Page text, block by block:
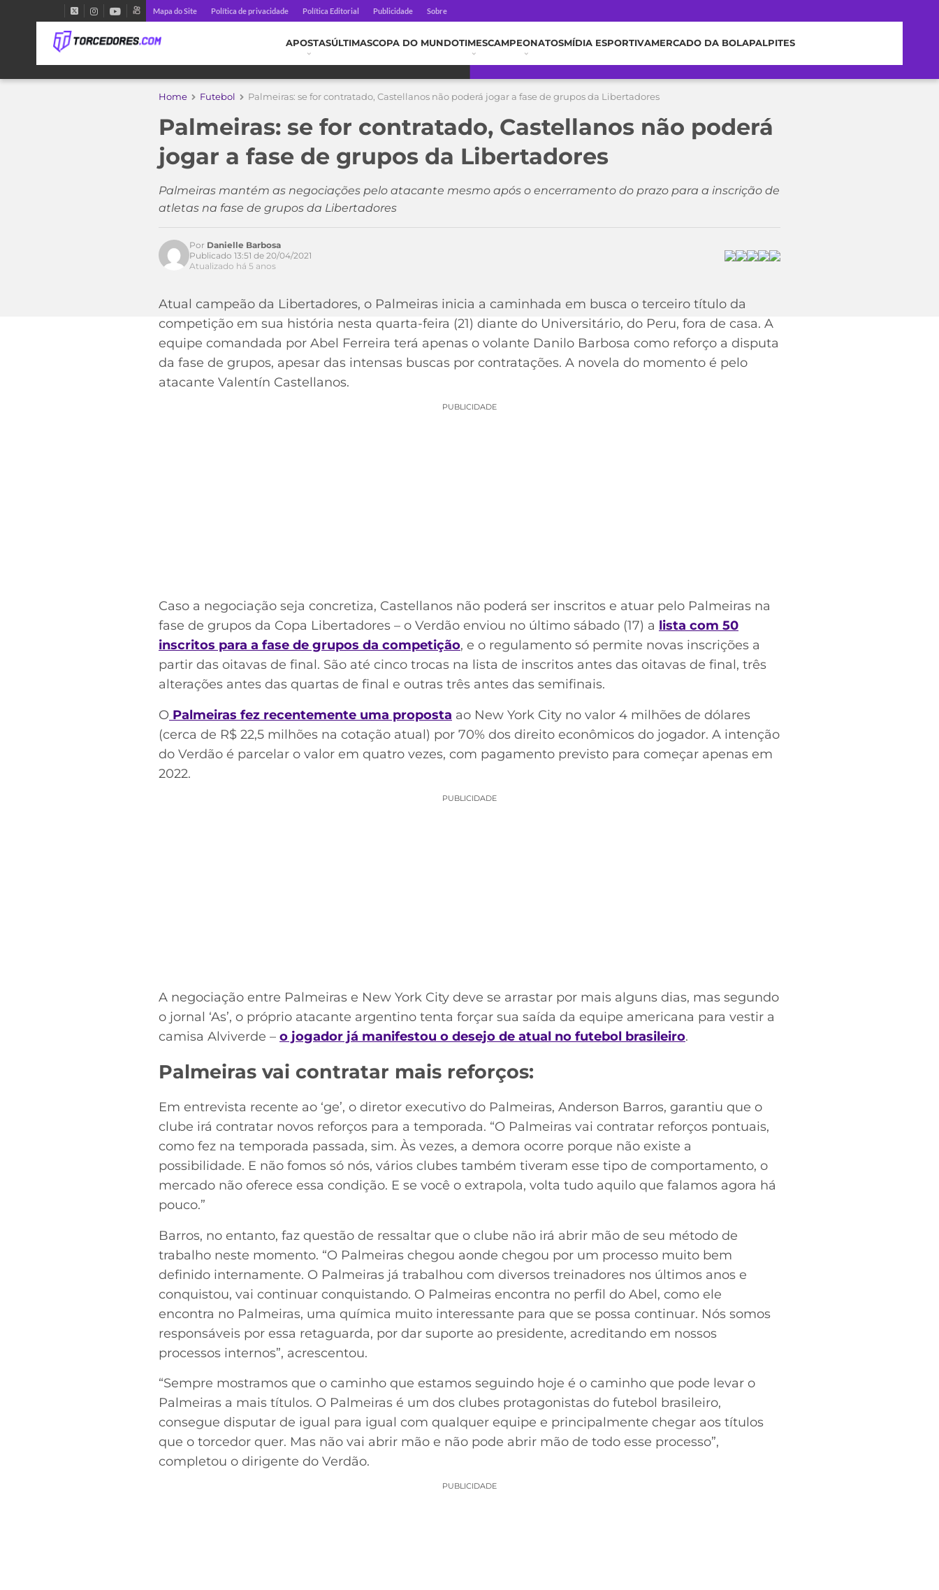
Mapa do Site Política de privacidade Política Editorial Publicidade Sobre
APOSTASÚLTIMASCOPA DO MUNDOTIMESCAMPEONATOSMÍDIA ESPORTIVAMERCADO DA BOLAPALPITES
Home Futebol Palmeiras: se for contratado, Castellanos não poderá jogar a fase de grupos da Libertadores
Palmeiras: se for contratado, Castellanos não poderá
jogar a fase de grupos da Libertadores
Palmeiras mantém as negociações pelo atacante mesmo após o encerramento do prazo para a inscrição de
atletas na fase de grupos da Libertadores
Por Danielle Barbosa
Publicado 13:51 de 20/04/2021
Atualizado há 5 anos
Atual campeão da Libertadores, o Palmeiras inicia a caminhada em busca o terceiro título da
competição em sua história nesta quarta-feira (21) diante do Universitário, do Peru, fora de casa. A
equipe comandada por Abel Ferreira terá apenas o volante Danilo Barbosa como reforço a disputa
da fase de grupos, apesar das intensas buscas por contratações. A novela do momento é pelo
atacante Valentín Castellanos.
PUBLICIDADE
Caso a negociação seja concretiza, Castellanos não poderá ser inscritos e atuar pelo Palmeiras na
fase de grupos da Copa Libertadores – o Verdão enviou no último sábado (17) a lista com 50
inscritos para a fase de grupos da competição, e o regulamento só permite novas inscrições a
partir das oitavas de final. São até cinco trocas na lista de inscritos antes das oitavas de final, três
alterações antes das quartas de final e outras três antes das semifinais.
O Palmeiras fez recentemente uma proposta ao New York City no valor 4 milhões de dólares
(cerca de R$ 22,5 milhões na cotação atual) por 70% dos direito econômicos do jogador. A intenção
do Verdão é parcelar o valor em quatro vezes, com pagamento previsto para começar apenas em
2022.
PUBLICIDADE
A negociação entre Palmeiras e New York City deve se arrastar por mais alguns dias, mas segundo
o jornal ‘As’, o próprio atacante argentino tenta forçar sua saída da equipe americana para vestir a
camisa Alviverde – o jogador já manifestou o desejo de atual no futebol brasileiro.
Palmeiras vai contratar mais reforços:
Em entrevista recente ao ‘ge’, o diretor executivo do Palmeiras, Anderson Barros, garantiu que o
clube irá contratar novos reforços para a temporada. “O Palmeiras vai contratar reforços pontuais,
como fez na temporada passada, sim. Às vezes, a demora ocorre porque não existe a
possibilidade. E não fomos só nós, vários clubes também tiveram esse tipo de comportamento, o
mercado não oferece essa condição. E se você o extrapola, volta tudo aquilo que falamos agora há
pouco.”
Barros, no entanto, faz questão de ressaltar que o clube não irá abrir mão de seu método de
trabalho neste momento. “O Palmeiras chegou aonde chegou por um processo muito bem
definido internamente. O Palmeiras já trabalhou com diversos treinadores nos últimos anos e
conquistou, vai continuar conquistando. O Palmeiras encontra no perfil do Abel, como ele
encontra no Palmeiras, uma química muito interessante para que se possa continuar. Nós somos
responsáveis por essa retaguarda, por dar suporte ao presidente, acreditando em nossos
processos internos”, acrescentou.
“Sempre mostramos que o caminho que estamos seguindo hoje é o caminho que pode levar o
Palmeiras a mais títulos. O Palmeiras é um dos clubes protagonistas do futebol brasileiro,
consegue disputar de igual para igual com qualquer equipe e principalmente chegar aos títulos
que o torcedor quer. Mas não vai abrir mão e não pode abrir mão de todo esse processo”,
completou o dirigente do Verdão.
PUBLICIDADE